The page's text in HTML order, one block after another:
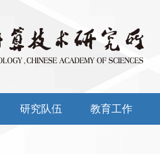
研究队伍 教育工作